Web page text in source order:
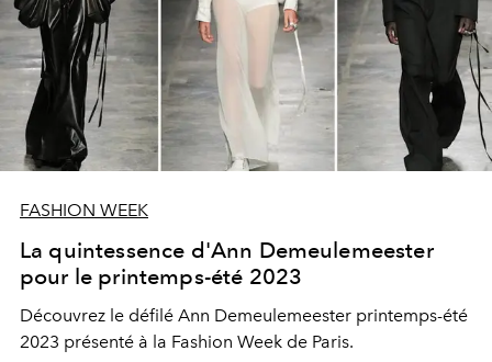
FASHION WEEK
La quintessence d'Ann Demeulemeester
pour le printemps-été 2023
Découvrez le défilé Ann Demeulemeester printemps-été
2023 présenté à la Fashion Week de Paris.